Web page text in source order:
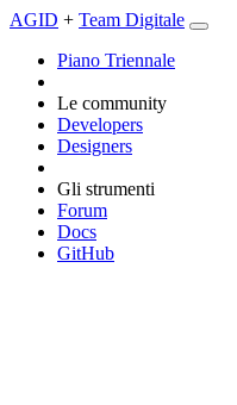
AGID + Team Digitale
Piano Triennale
Le community
Developers
Designers
Gli strumenti
Forum
Docs
GitHub